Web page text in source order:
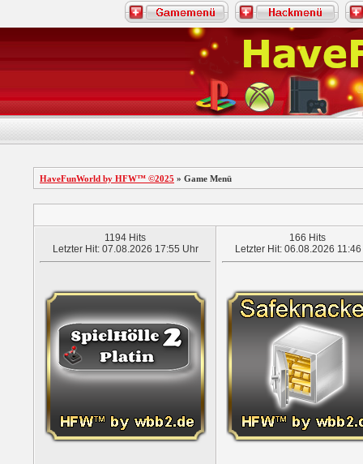
HaveFunWorld by HFW™ ©2025 » Game Menü
1194 Hits
Letzter Hit: 07.08.2026 17:55 Uhr
166 Hits
Letzter Hit: 06.08.2026